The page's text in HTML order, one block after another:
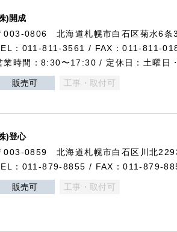
)開成
003-0806 北海道札幌市白石区菊水6条
：011-811-3561 / FAX：011-811-
業時間：8:30〜17:30 / 定休日：土曜日
販売可 工事・取付可
)登心
003-0859 北海道札幌市白石区川北
：011-879-8855 / FAX：011-879-
販売可 工事・取付可